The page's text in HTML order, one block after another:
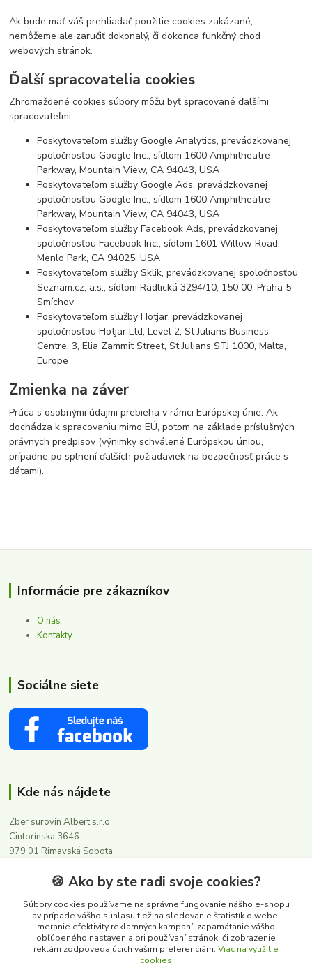
Ak bude mať váš prehliadač použitie cookies zakázané,
nemôžeme ale zaručiť dokonalý, či dokonca funkčný chod
webových stránok.
Ďalší spracovatelia cookies
Zhromaždené cookies súbory môžu byť spracované ďalšími
spracovateľmi:
Poskytovateľom služby Google Analytics, prevádzkovanej
spoločnosťou Google Inc., sídlom 1600 Amphitheatre
Parkway, Mountain View, CA 94043, USA
Poskytovateľom služby Google Ads, prevádzkovanej
spoločnosťou Google Inc., sídlom 1600 Amphitheatre
Parkway, Mountain View, CA 94043, USA
Poskytovateľom služby Facebook Ads, prevádzkovanej
spoločnosťou Facebook Inc., sídlom 1601 Willow Road,
Menlo Park, CA 94025, USA
Poskytovateľom služby Sklik, prevádzkovanej spoločnosťou
Seznam.cz, a.s., sídlom Radlická 3294/10, 150 00, Praha 5 –
Smíchov
Poskytovateľom služby Hotjar, prevádzkovanej
spoločnosťou Hotjar Ltd, Level 2, St Julians Business
Centre, 3, Elia Zammit Street, St Julians STJ 1000, Malta,
Europe
Zmienka na záver
Práca s osobnými údajmi prebieha v rámci Európskej únie. Ak
dochádza k spracovaniu mimo EÚ, potom na základe príslušných
právnych predpisov (výnimky schválené Európskou úniou,
prípadne po splnení ďalších požiadaviek na bezpečnosť práce s
dátami).
Informácie pre zákazníkov
O nás
Kontakty
Sociálne siete
Kde nás nájdete
Zber surovín Albert s.r.o.
Cintorínska 3646
979 01 Rimavská Sobota
Kontakty
0911 502 504
(Po-Pia, 8-16 hod.)
🍪 Ako by ste radi svoje cookies?
Súbory cookies používame na správne fungovanie nášho e-shopu
av prípade vášho súhlasu tiež na sledovanie štatistík o webe,
meranie efektivity reklamných kampaní, zapamätanie vášho
obľúbeného nastavenia pri používaní stránok, či zobrazenie
reklám zodpovedajúcich vašim preferenciám. Viac na využitie
cookies